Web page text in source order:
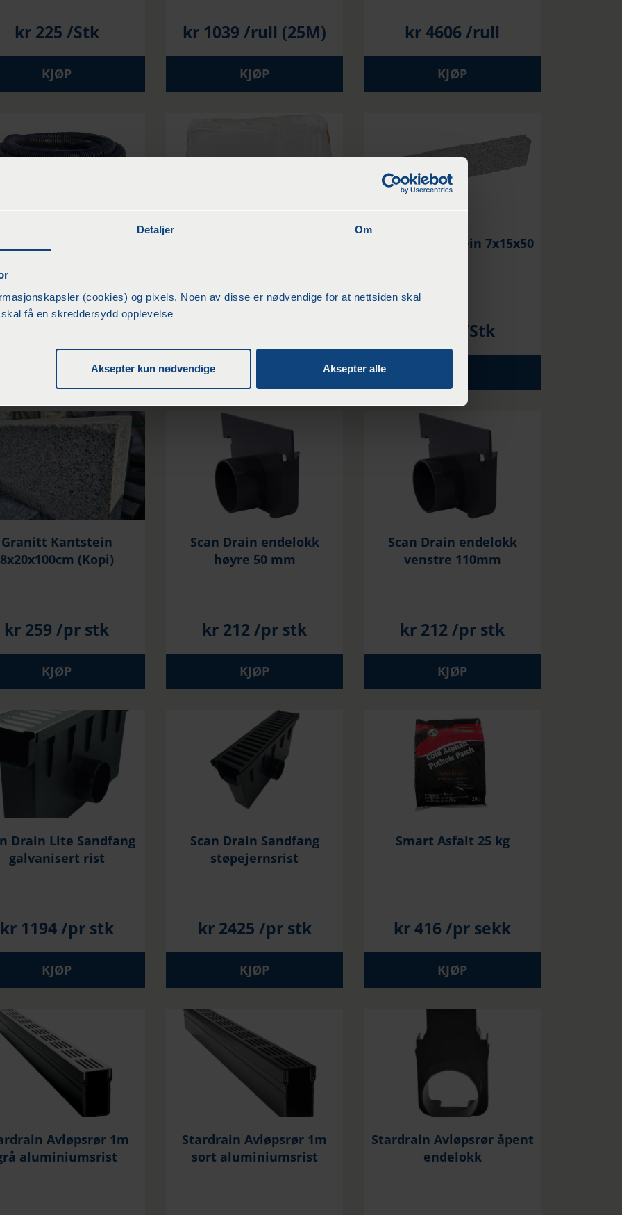
Detaljer Om
(cookies) og pixels. Noen av disse er nødvendige for at nettsiden skal
få en skreddersydd opplevelse
Aksepter kun nødvendige Aksepter alle
kr225 /Stk
KJØP
kr 1039 /rull (25M)
KJØP
kr4606 /rull
KJØP
Granitt kantstein 7x15x50
/Stk
Granitt Kantstein
8x20x100cm (Kopi)
kr 259 /pr stk
KJØP
Scan Drain endelokk
høyre 50 mm
kr 212/pr stk
KJØP
Scan Drain endelokk
venstre 110mm
kr 212/pr stk
KJØP
Drain Lite Sandfang
galvanisert rist
kr1194/pr stk
KJØP
Scan Drain Sandfang
støpejernsrist
kr2425 /pr stk
KJØP
Smart Asfalt 25 kg
kr416 /pr sekk
KJØP
Avløpsrør 1m
aluminiumsrist
Stardrain Avløpsrør 1m
sort aluminiumsrist
Stardrain Avløpsrør åpent
endelokk